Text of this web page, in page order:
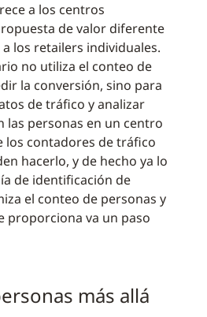
a los centros
de valor diferente
los retailers individuales.
no utiliza el conteo de
la conversión, sino para
de tráfico y analizar
las personas en un centro
los contadores de tráfico
hacerlo, y de hecho ya lo
de identificación de
el conteo de personas y
proporciona va un paso
más allá